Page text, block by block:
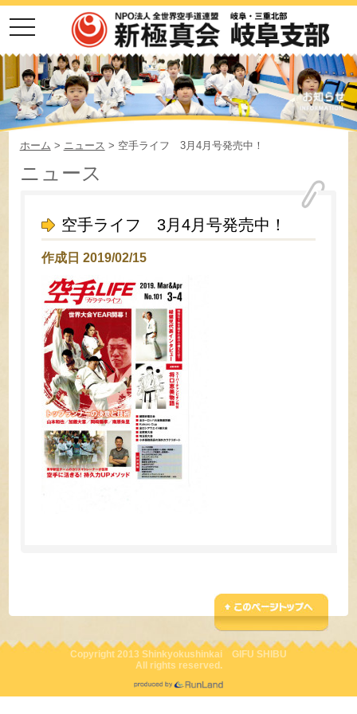
toggle
navigation
ホーム > ニュース > 空手ライフ 3月4月号発売中！
ニュース
空手ライフ 3月4月号発売中！
作成日 2019/02/15
Copyright 2013 Shinkyokushinkai GIFU SHIBU
All rights reserved.